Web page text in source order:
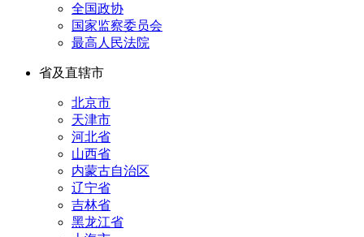
全国政协
国家监察委员会
最高人民法院
省及直辖市
北京市
天津市
河北省
山西省
内蒙古自治区
辽宁省
吉林省
黑龙江省